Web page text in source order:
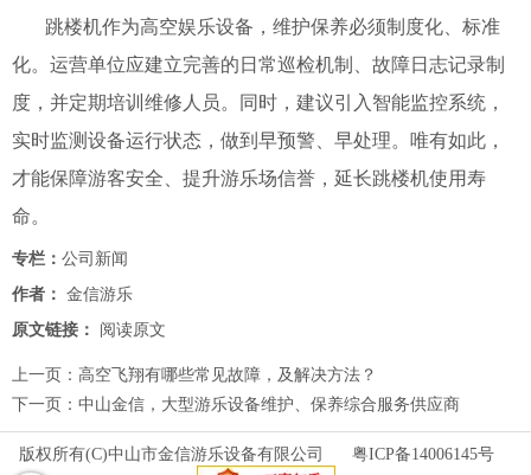
跳楼机作为高空娱乐设备，维护保养必须制度化、标准
化。运营单位应建立完善的日常巡检机制、故障日志记录制
度，并定期培训维修人员。同时，建议引入智能监控系统，
实时监测设备运行状态，做到早预警、早处理。唯有如此，
才能保障游客安全、提升游乐场信誉，延长跳楼机使用寿
命。
专栏： 公司新闻
作者： 金信游乐
原文链接：
阅读原文
上一页： 高空飞翔有哪些常见故障，及解决方法？
下一页： 中山金信，大型游乐设备维护、保养综合服务供应商
版权所有(C)中山市金信游乐设备有限公司 粤ICP备14006145号